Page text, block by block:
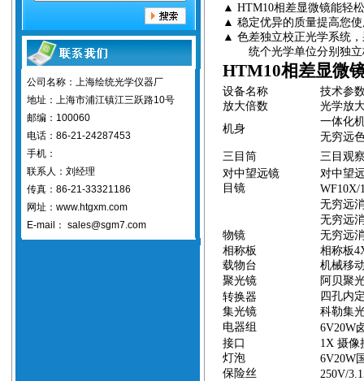
公司名称：上海绘统光学仪器厂
地址：上海市浦江镇江三跃路10号
邮编：100060
电话：86-21-24287453
手机：
联系人：刘经理
传真：86-21-33321186
网址：www.htgxm.com
E-mail： sales@sgm7.com
▲HTM10相差显微镜能轻
▲稳定优异的质量提高您
▲色差独立校正光学系统
统个光学单位分别独
HTM10相差显微
设备名称
技术参
放大倍数
光学放
机身
一体化
无穷远
三目筒
三目观
对中望远镜
对中望
目镜
WF10X/
物镜
无穷远
无穷远
无穷远
相称板
相称板
载物台
机械移
聚光镜
阿贝聚
转换器
四孔内
集光镜
科勒集
电器组
6V20W
接口
1X摄像
灯泡
6V20W
保险丝
250V/